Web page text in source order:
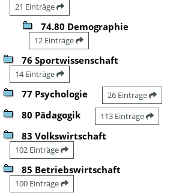
21 Einträge
74.80 Demographie
12 Einträge
76 Sportwissenschaft
14 Einträge
77 Psychologie 26 Einträge
80 Pädagogik 113 Einträge
83 Volkswirtschaft
102 Einträge
85 Betriebswirtschaft
100 Einträge